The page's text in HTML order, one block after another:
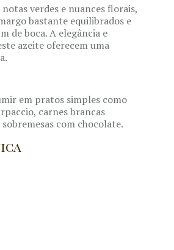
verdes e nuances florais,
bastante equilibrados e
de boca. A elegância e
azeite oferecem uma
em pratos simples como
carnes brancas
com chocolate.